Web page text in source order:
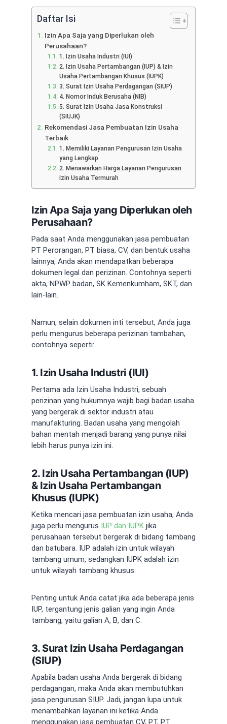
Daftar Isi
Izin Apa Saja yang Diperlukan oleh
Perusahaan?
1. Izin Usaha Industri (IUI)
2. Izin Usaha Pertambangan (IUP) & Izin
Usaha Pertambangan Khusus (IUPK)
3. Surat Izin Usaha Perdagangan (SIUP)
4. Nomor Induk Berusaha (NIB)
5. Surat Izin Usaha Jasa Konstruksi
(SIUJK)
Rekomendasi Jasa Pembuatan Izin Usaha
Terbaik
1. Memiliki Layanan Pengurusan Izin Usaha
yang Lengkap
2. Menawarkan Harga Layanan Pengurusan
Izin Usaha Termurah
Izin Apa Saja yang Diperlukan oleh
Perusahaan?
Pada saat Anda menggunakan jasa pembuatan
PT Perorangan, PT biasa, CV, dan bentuk usaha
lainnya, Anda akan mendapatkan beberapa
dokumen legal dan perizinan. Contohnya seperti
akta, NPWP badan, SK Kemenkumham, SKT, dan
lain-lain.
Namun, selain dokumen inti tersebut, Anda juga
perlu mengurus beberapa perizinan tambahan,
contohnya seperti:
1. Izin Usaha Industri (IUI)
Pertama ada Izin Usaha Industri, sebuah
perizinan yang hukumnya wajib bagi badan usaha
yang bergerak di sektor industri atau
manufakturing. Badan usaha yang mengolah
bahan mentah menjadi barang yang punya nilai
lebih harus punya izin ini.
2. Izin Usaha Pertambangan (IUP)
& Izin Usaha Pertambangan
Khusus (IUPK)
Ketika mencari jasa pembuatan izin usaha, Anda
juga perlu mengurus IUP dan IUPK jika
perusahaan tersebut bergerak di bidang tambang
dan batubara. IUP adalah izin untuk wilayah
tambang umum, sedangkan IUPK adalah izin
untuk wilayah tambang khusus.
Penting untuk Anda catat jika ada beberapa jenis
IUP, tergantung jenis galian yang ingin Anda
tambang, yaitu galian A, B, dan C.
3. Surat Izin Usaha Perdagangan
(SIUP)
Apabila badan usaha Anda bergerak di bidang
perdagangan, maka Anda akan membutuhkan
jasa pengurusan SIUP. Jadi, jangan lupa untuk
menambahkan layanan ini ketika Anda
menggunakan jasa pembuatan CV, PT, PT